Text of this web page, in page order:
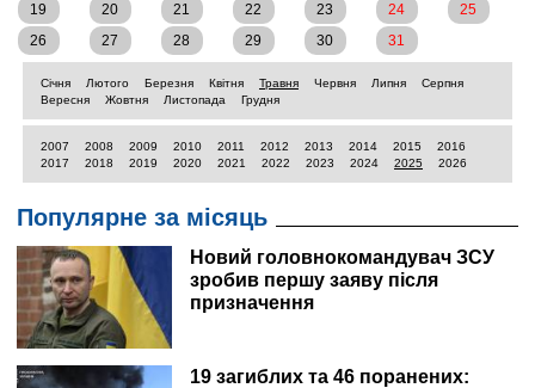
19
20 21 22 23 24
25
26
27 28 29 30 31
Січня Лютого Березня Квітня Травня Червня Липня
Серпня
Вересня
Жовтня Листопада Грудня
2007 2008 2009 2010 2011 2012 2013 2014 2015
2016
2017
2018 2019 2020 2021 2022 2023 2024 2025 2026
Популярне за місяць
Новий головнокомандувач ЗСУ
зробив першу заяву після
призначення
19 загиблих та 46 поранених: